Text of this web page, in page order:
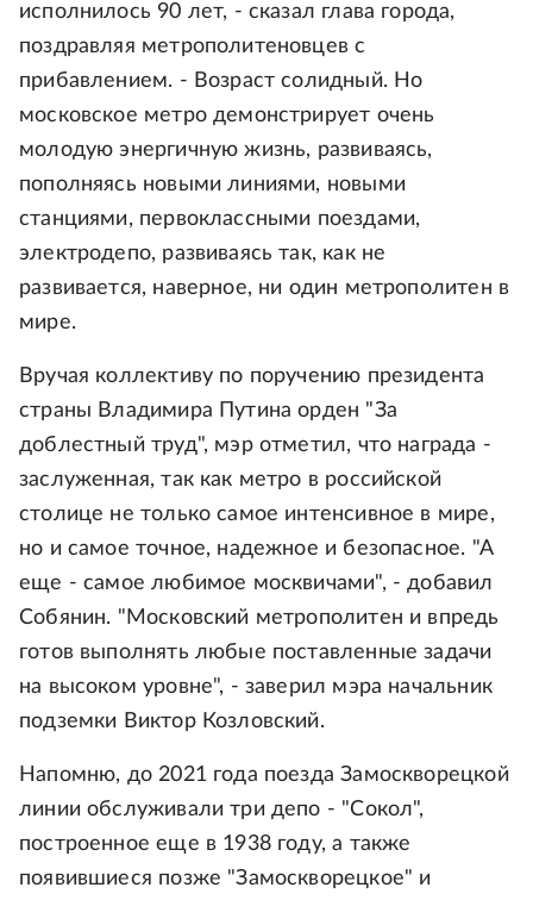
исполнилось 90 лет, - сказал глава города,
поздравляя метрополитеновцев с
прибавлением. - Возраст солидный. Но
московское метро демонстрирует очень
молодую энергичную жизнь, развиваясь,
пополняясь новыми линиями, новыми
станциями, первоклассными поездами,
электродепо, развиваясь так, как не
развивается, наверное, ни один метрополитен в
мире.
Вручая коллективу по поручению президента
страны Владимира Путина орден "За
доблестный труд", мэр отметил, что награда -
заслуженная, так как метро в российской
столице не только самое интенсивное в мире,
но и самое точное, надежное и безопасное. "А
еще - самое любимое москвичами", - добавил
Собянин. "Московский метрополитен и впредь
готов выполнять любые поставленные задачи
на высоком уровне", - заверил мэра начальник
подземки Виктор Козловский.
Напомню, до 2021 года поезда Замоскворецкой
линии обслуживали три депо - "Сокол",
построенное еще в 1938 году, а также
появившиеся позже "Замоскворецкое" и